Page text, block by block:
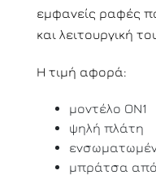
εμφανείς ραφές
και λειτουργική
Η τιμή αφορά:
μοντέλο ON1
ψηλή πλάτη
μπράτσα από